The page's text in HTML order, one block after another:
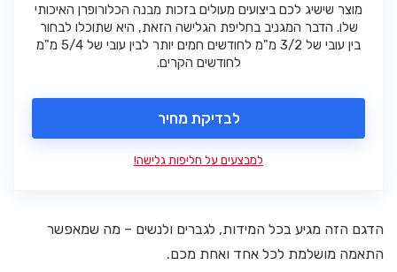
מוצר שישיג לכם ביצועים מעולים בזכות מבנה הכלורופרן האיכותי
שלו. הדבר המגניב בחליפת הגלישה הזאת, היא שתוכלו לבחור
בין עובי של 3/2 מ"מ לחודשים חמים יותר לבין עובי של 5/4 מ"מ
לחודשים הקרים.
לבדיקת מחיר
למבצעים על חליפות גלישה!
הדגם הזה מגיע בכל המידות, לגברים ולנשים – מה שמאפשר
התאמה מושלמת לכל אחד ואחת מכם.